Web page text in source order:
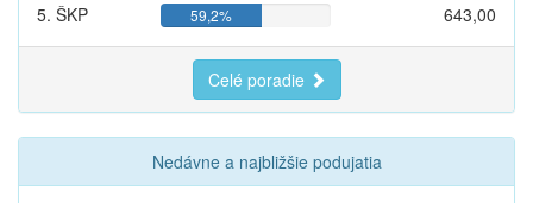
5. ŠKP
59,2% 643,00
Celé poradie
Nedávne a najbližšie podujatia